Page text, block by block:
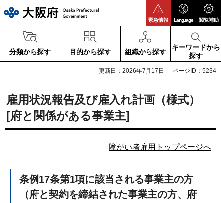
緊急情報 Language 閲覧補助
分類から探す 目的から探す 組織から探す
キーワードから
探す
更新日：2026年7月17日 ページID：5234
雇用状況報告及び雇入れ計画（様式）
[府と関係がある事業主]
障がい者雇用トップページへ
条例17条第1項に該当される事業主の方
（府と契約を締結された事業主の方、府